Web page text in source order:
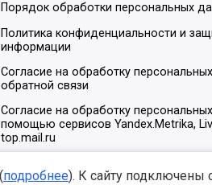
Порядок обработки персональных
Политика конфиденциальности и
информации
Согласие на обработку
обратной связи
Согласие на обработку
помощью сервисов Yandex.Metrika,
top.mail.ru
подробнее). К сайту подключены